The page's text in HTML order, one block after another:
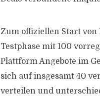
Zum offiziellen Start von
Testphase mit 100
Plattform Angebote im
sich auf insgesamt 40
verteilen und